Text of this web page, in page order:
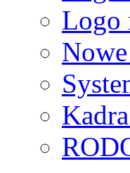
Logo